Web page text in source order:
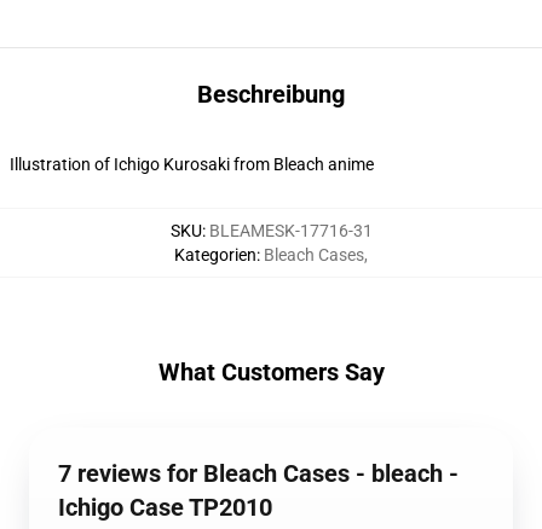
Beschreibung
Illustration of Ichigo Kurosaki from Bleach anime
SKU: BLEAMESK-17716-31
Kategorien: Bleach Cases,
What Customers Say
7 reviews for Bleach Cases - bleach -
Ichigo Case TP2010